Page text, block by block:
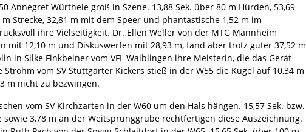
Annegret Würthele groß in Szene. 13,88 Sek. über 80 m Hürden, 53,69
Strecke, 32,81 m mit dem Speer und phantastische 1,52 m im
ihre Vielseitigkeit. Dr. Ellen Weller von der MTG Mannheim
mit 12,10 m und Diskuswerfen mit 28,93 m, fand aber trotz guter 37,52 m
in Silke Finkbeiner vom VFL Waiblingen ihre Meisterin, die das Gerät
vom SV Stuttgarter Kickers stieß in der W55 die Kugel auf 10,34 m
m nicht zu bezwingen.
vom SV Kirchzarten in der W60 um den Hals hängen. 15,57 Sek. bzw.
3,78 m an der Weitsprunggrube rechtfertigen diese Auszeichnung.